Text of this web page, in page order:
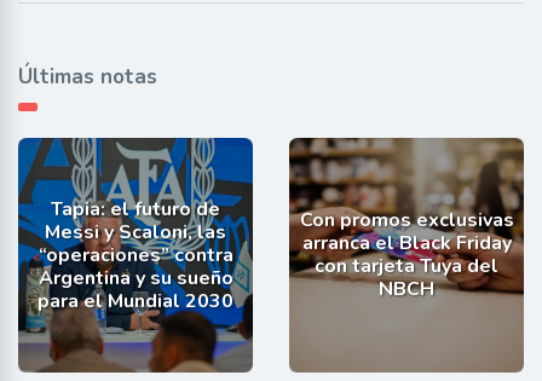
Últimas notas
Tapia: el futuro de
Messi y Scaloni, las
“operaciones” contra
Argentina y su sueño
para el Mundial 2030
Con promos exclusivas
arranca el Black Friday
con tarjeta Tuya del
NBCH